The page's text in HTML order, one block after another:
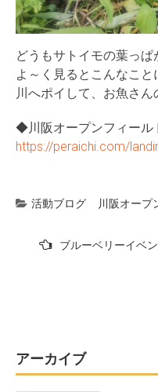
どうもサトイモの葉っぱ
よ～く見るとこんなこと
川へポイして、お魚さん
◆川阪オープンフィール
https://peraichi.com/
活動ブログ 川阪オープ
ー
シ
ブルーベリーイベ
アーカイブ